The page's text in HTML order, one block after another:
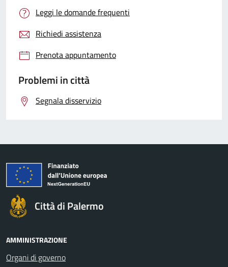
Leggi le domande frequenti
Richiedi assistenza
Prenota appuntamento
Problemi in città
Segnala disservizio
Città di Palermo
AMMINISTRAZIONE
Organi di governo